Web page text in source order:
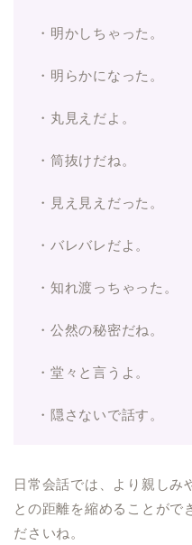
・明かしちゃった。
・明らかになった。
・丸見えだよ。
・筒抜けだね。
・見え見えだった。
・バレバレだよ。
・知れ渡っちゃった。
・公然の秘密だね。
・堂々と言うよ。
・隠さないで話す。
日常会話では、より親しみ
との距離を縮めることがで
ださいね。